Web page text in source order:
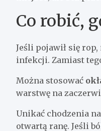
Co robić,
Jeśli pojawił się
infekcji. Zamiast
Można stosować
warstwę na
Unikać chodzenia
otwartą ranę. Jeśli